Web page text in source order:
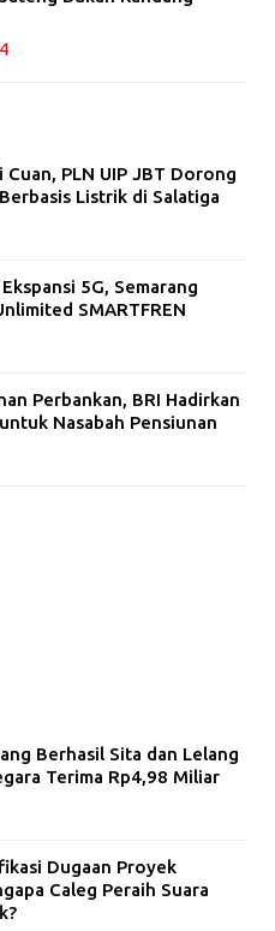
Cuan, PLN UIP JBT Dorong
Listrik di Salatiga
5G, Semarang
SMARTFREN
Perbankan, BRI Hadirkan
Nasabah Pensiunan
Berhasil Sita dan Lelang
Terima Rp4,98 Miliar
Dugaan Proyek
Caleg Peraih Suara